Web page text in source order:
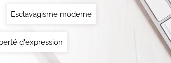
Esclavagisme moderne
d'expression